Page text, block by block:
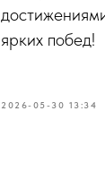
ярких побед!
2026-05-30 13:34